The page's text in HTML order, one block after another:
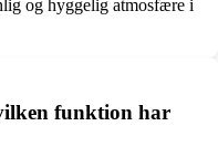
og hyggelig atmosfære i
funktion har